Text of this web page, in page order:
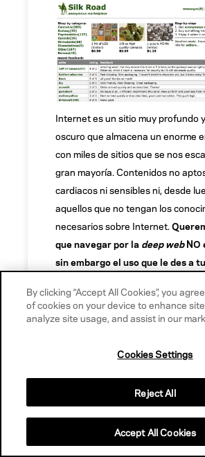
Internet es un sitio muy profundo
oscuro que almacena un enorme
con miles de sitios que se nos
gran mayoría. Contenidos no
cardiacos ni sensibles ni, desde
aquellos que no tengan los
necesarios sobre Internet.
que navegar por la deep webNO
sin embargo el uso que le des a tu
legales… Qué buen tema para
semana, ¿verdad?
By clicking “Accept All Cookies”, you
of cookies on your device to enhance
analyze site usage, and assist in our
Cookies Settings
Reject All
Accept All Cookies